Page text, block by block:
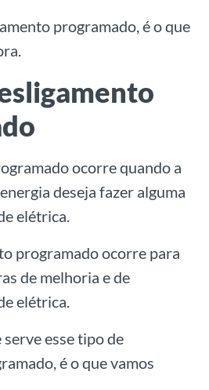
programado, é o que
ocorre quando a
deseja fazer alguma
elétrica.
programado ocorre para
de melhoria e de
elétrica.
esse tipo de
é o que vamos